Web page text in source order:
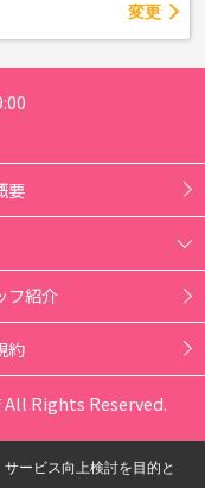
変更
要
フ紹介
約
All Rights Reserved.
ービス向上検討を目的と